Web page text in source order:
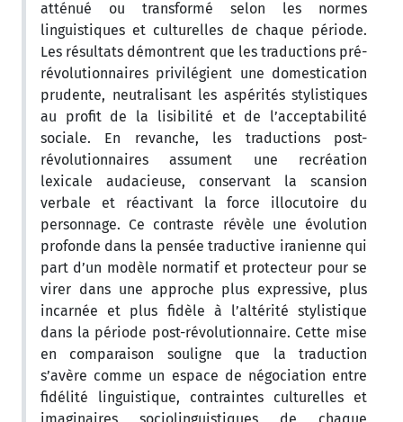
atténué ou transformé selon les normes
linguistiques et culturelles de chaque période.
Les résultats démontrent que les traductions pré-
révolutionnaires privilégient une domestication
prudente, neutralisant les aspérités stylistiques
au profit de la lisibilité et de l’acceptabilité
sociale. En revanche, les traductions post-
révolutionnaires assument une recréation
lexicale audacieuse, conservant la scansion
verbale et réactivant la force illocutoire du
personnage. Ce contraste révèle une évolution
profonde dans la pensée traductive iranienne qui
part d’un modèle normatif et protecteur pour se
virer dans une approche plus expressive, plus
incarnée et plus fidèle à l’altérité stylistique
dans la période post-révolutionnaire. Cette mise
en comparaison souligne que la traduction
s’avère comme un espace de négociation entre
fidélité linguistique, contraintes culturelles et